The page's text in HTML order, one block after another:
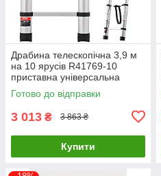
Драбина телескопічна 3,9 м
на 10 ярусів R41769-10
приставна універсальна
складана драбина для дому
та ремонту
Готово до відправки
3 013 ₴ 3 863 ₴
Купити